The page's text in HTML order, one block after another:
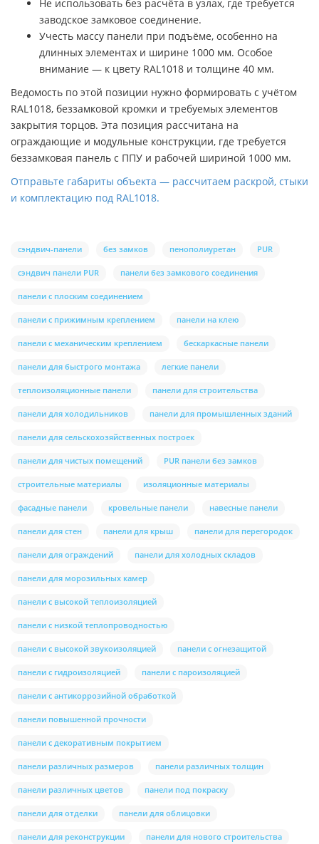
Не использовать без расчёта в узлах, где требуется
заводское замковое соединение.
Учесть массу панели при подъёме, особенно на
длинных элементах и ширине 1000 мм. Особое
внимание — к цвету RAL1018 и толщине 40 мм.
Ведомость по этой позиции нужно формировать с учётом
RAL1018, беззамковой кромки и требуемых элементов
закрытия торцов. Эта позиция рассчитана на
ограждающие и модульные конструкции, где требуется
беззамковая панель с ППУ и рабочей шириной 1000 мм.
Отправьте габариты объекта — рассчитаем раскрой, стыки
и комплектацию под RAL1018.
сэндвич-панели без замков пенополиуретан PUR
сэндвич панели PUR панели без замкового соединения
панели с плоским соединением
панели с прижимным креплением панели на клею
панели с механическим креплением бескаркасные панели
панели для быстрого монтажа легкие панели
теплоизоляционные панели панели для строительства
панели для холодильников панели для промышленных зданий
панели для сельскохозяйственных построек
панели для чистых помещений PUR панели без замков
строительные материалы изоляционные материалы
фасадные панели кровельные панели навесные панели
панели для стен панели для крыш панели для перегородок
панели для ограждений панели для холодных складов
панели для морозильных камер
панели с высокой теплоизоляцией
панели с низкой теплопроводностью
панели с высокой звукоизоляцией панели с огнезащитой
панели с гидроизоляцией панели с пароизоляцией
панели с антикоррозийной обработкой
панели повышенной прочности
панели с декоративным покрытием
панели различных размеров панели различных толщин
панели различных цветов панели под покраску
панели для отделки панели для облицовки
панели для реконструкции панели для нового строительства